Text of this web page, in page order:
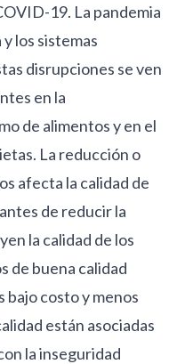
19. La pandemia
los sistemas
disrupciones se ven
en la
de alimentos y en el
La reducción o
afecta la calidad de
de reducir la
la calidad de los
de buena calidad
bajo costo y menos
están asociadas
la inseguridad